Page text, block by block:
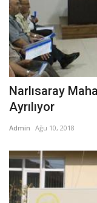
Narlısaray
Ayrılıyor
Admin Ağu 10, 2018